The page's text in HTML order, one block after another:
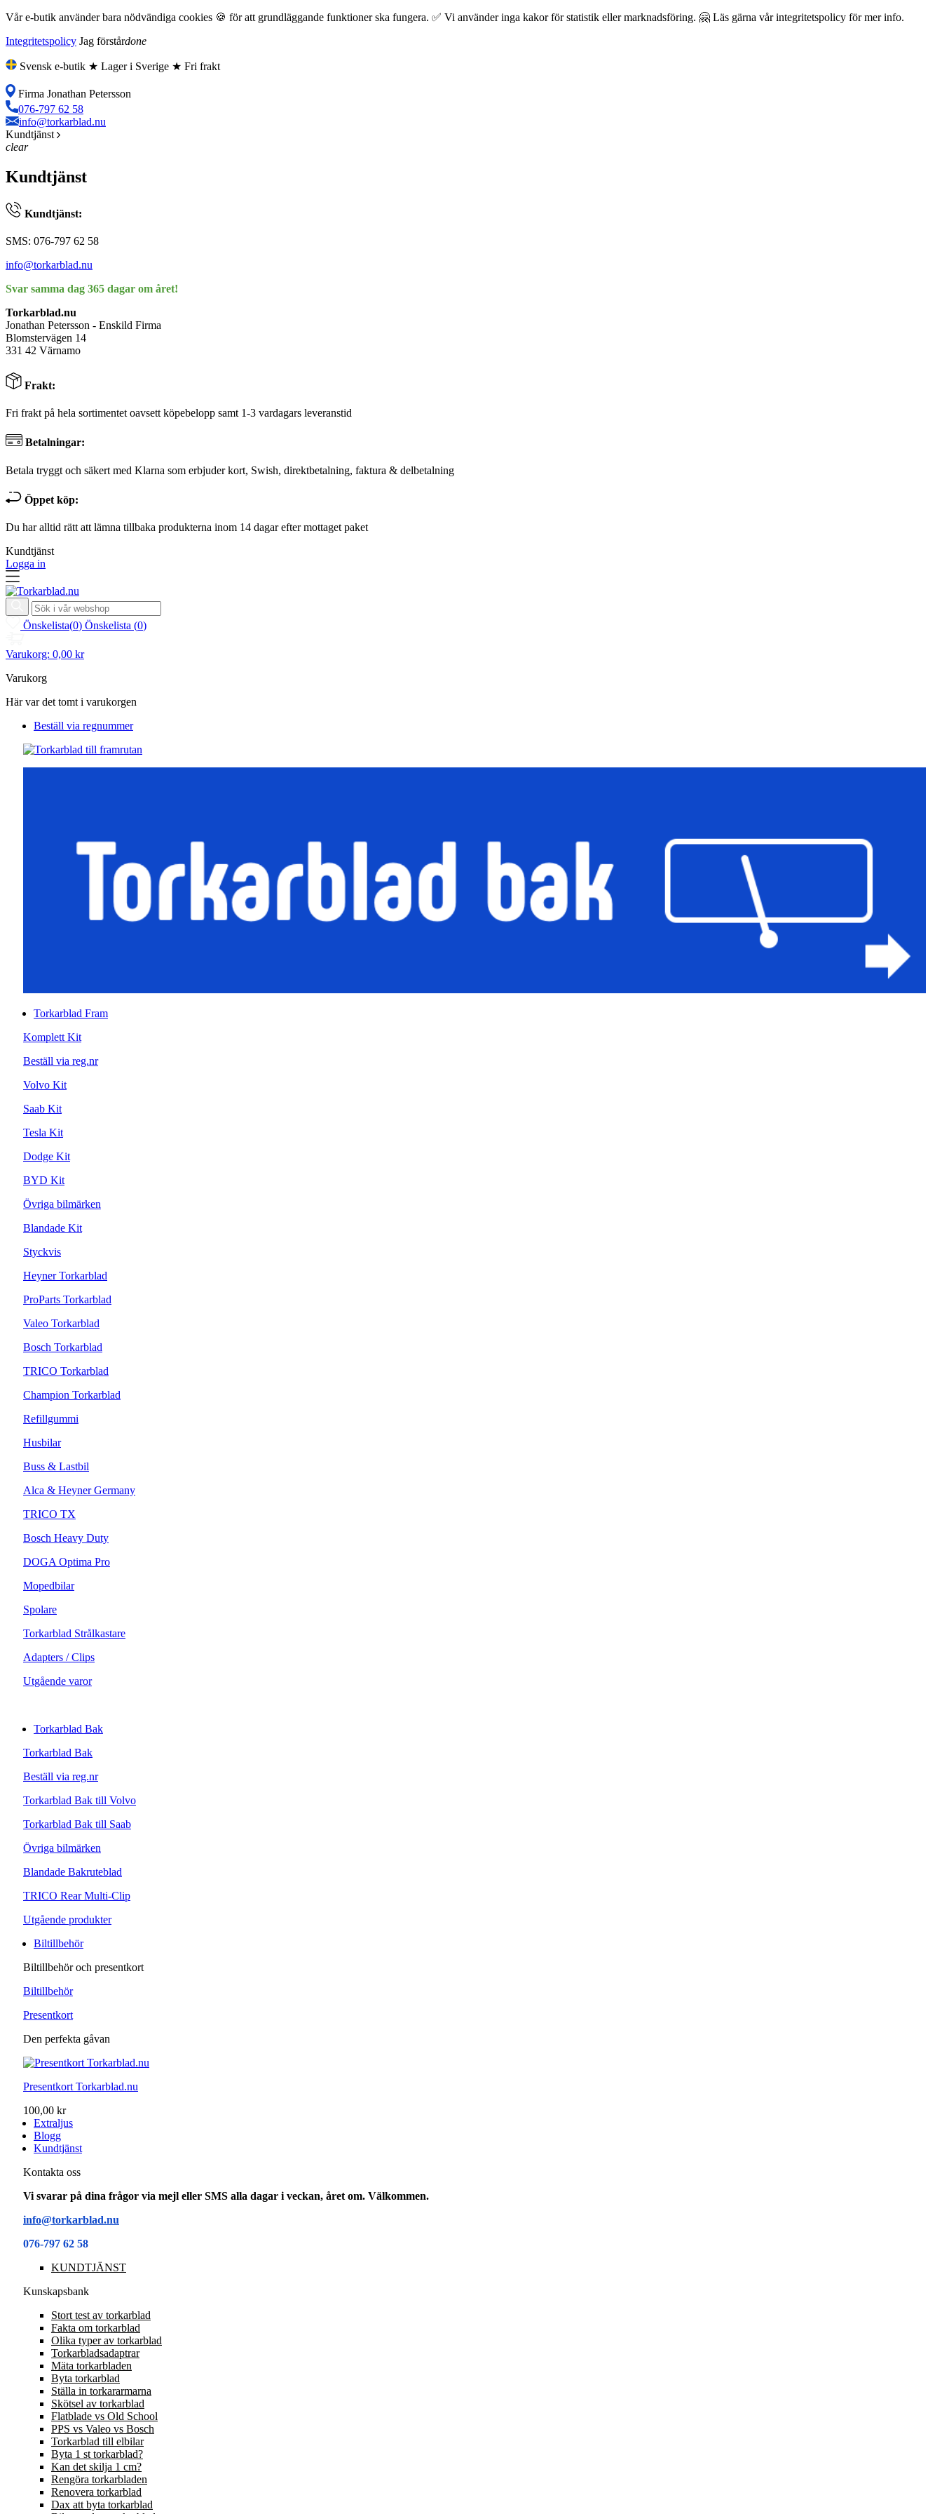
Vår e-butik använder bara nödvändiga cookies 🍪 för att grundläggande funktioner ska fungera. ✅ Vi använder inga kakor för statistik eller marknadsföring. 🤗 Läs gärna vår integritetspolicy för mer info.
Integritetspolicy Jag förstårdone
Svensk e-butik ★ Lager i Sverige ★ Fri frakt
Firma Jonathan Petersson
076-797 62 58
info@torkarblad.nu
Kundtjänst
clear
Kundtjänst
Kundtjänst:
SMS: 076-797 62 58
info@torkarblad.nu
Svar samma dag 365 dagar om året!
Torkarblad.nu
Jonathan Petersson - Enskild Firma
Blomstervägen 14
331 42 Värnamo
Frakt:
Fri frakt på hela sortimentet oavsett köpebelopp samt 1-3 vardagars leveranstid
Betalningar:
Betala tryggt och säkert med Klarna som erbjuder kort, Swish, direktbetalning, faktura & delbetalning
Öppet köp:
Du har alltid rätt att lämna tillbaka produkterna inom 14 dagar efter mottaget paket
Kundtjänst
Logga in
Önskelista(0) Önskelista (0)
Varukorg: 0,00 kr
Varukorg
Här var det tomt i varukorgen
Beställ via regnummer
Torkarblad Fram
Komplett Kit
Beställ via reg.nr
Volvo Kit
Saab Kit
Tesla Kit
Dodge Kit
BYD Kit
Övriga bilmärken
Blandade Kit
Styckvis
Heyner Torkarblad
ProParts Torkarblad
Valeo Torkarblad
Bosch Torkarblad
TRICO Torkarblad
Champion Torkarblad
Refillgummi
Husbilar
Buss & Lastbil
Alca & Heyner Germany
TRICO TX
Bosch Heavy Duty
DOGA Optima Pro
Mopedbilar
Spolare
Torkarblad Strålkastare
Adapters / Clips
Utgående varor
Torkarblad Bak
Torkarblad Bak
Beställ via reg.nr
Torkarblad Bak till Volvo
Torkarblad Bak till Saab
Övriga bilmärken
Blandade Bakruteblad
TRICO Rear Multi-Clip
Utgående produkter
Biltillbehör
Biltillbehör och presentkort
Biltillbehör
Presentkort
Den perfekta gåvan
Presentkort Torkarblad.nu
100,00 kr
Extraljus
Blogg
Kundtjänst
Kontakta oss
Vi svarar på dina frågor via mejl eller SMS alla dagar i veckan, året om. Välkommen.
info@torkarblad.nu
076-797 62 58
KUNDTJÄNST
Kunskapsbank
Stort test av torkarblad
Fakta om torkarblad
Olika typer av torkarblad
Torkarbladsadaptrar
Mäta torkarbladen
Byta torkarblad
Ställa in torkararmarna
Skötsel av torkarblad
Flatblade vs Old School
PPS vs Valeo vs Bosch
Torkarblad till elbilar
Byta 1 st torkarblad?
Kan det skilja 1 cm?
Rengöra torkarbladen
Renovera torkarblad
Dax att byta torkarblad